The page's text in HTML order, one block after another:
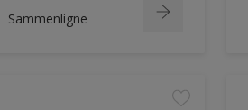
Sammenligne